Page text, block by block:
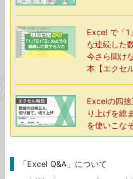
Excel で「1
な連続した
今さら聞け
本【エクセ
Excelの四
り上げを総
を使いこな
「Excel Q&A」について